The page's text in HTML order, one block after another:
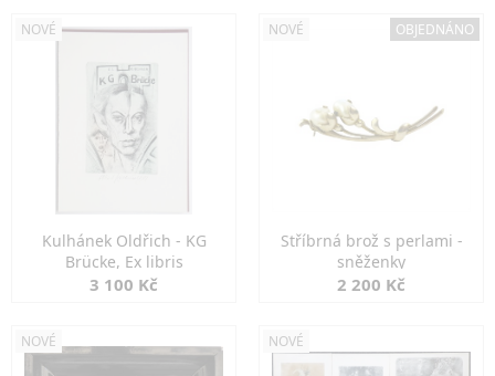
NOVÉ
Kulhánek Oldřich - KG
Brücke, Ex libris
3 100 Kč
NOVÉ OBJEDNÁNO
Stříbrná brož s perlami -
sněženky
2 200 Kč
NOVÉ NOVÉ